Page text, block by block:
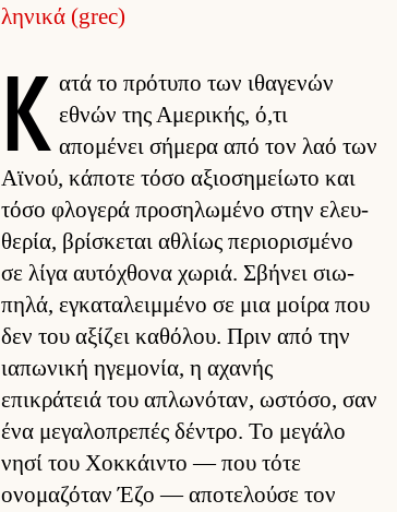
ληνικά (grec)
Κ ατά το πρότυπο των ιθαγενών
εθνών της Αμερικής, ό,τι
απομένει σήμερα από τον λαό των
Αϊνού, κάποτε τόσο αξιο­σημεί­ωτο και
τόσο φλογερά προσηλωμένο στην ελευ­
θερία, βρίσκεται αθλίως περιο­ρισμένο
σε λίγα αυ­τόχθονα χωριά. Σβήνει σιω­
πηλά, εγκαταλειμ­μένο σε μια μοίρα που
δεν του αξίζει καθόλου. Πριν από την
ια­πωνική ηγεμονία, η αχανής
επικράτειά του απλωνόταν, ωστόσο, σαν
ένα μεγαλοπρεπές δέντρο. Το μεγάλο
νησί του Χοκ­κάι­ντο — που τότε
ονομαζόταν Έζο — αποτελούσε τον